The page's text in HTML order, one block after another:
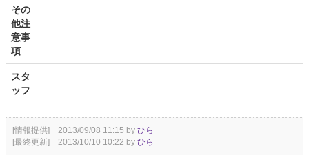
その
他注
意事
項
スタ
ッフ
[情報提供] 2013/09/08 11:15 by ひら
[最終更新] 2013/10/10 10:22 by ひら